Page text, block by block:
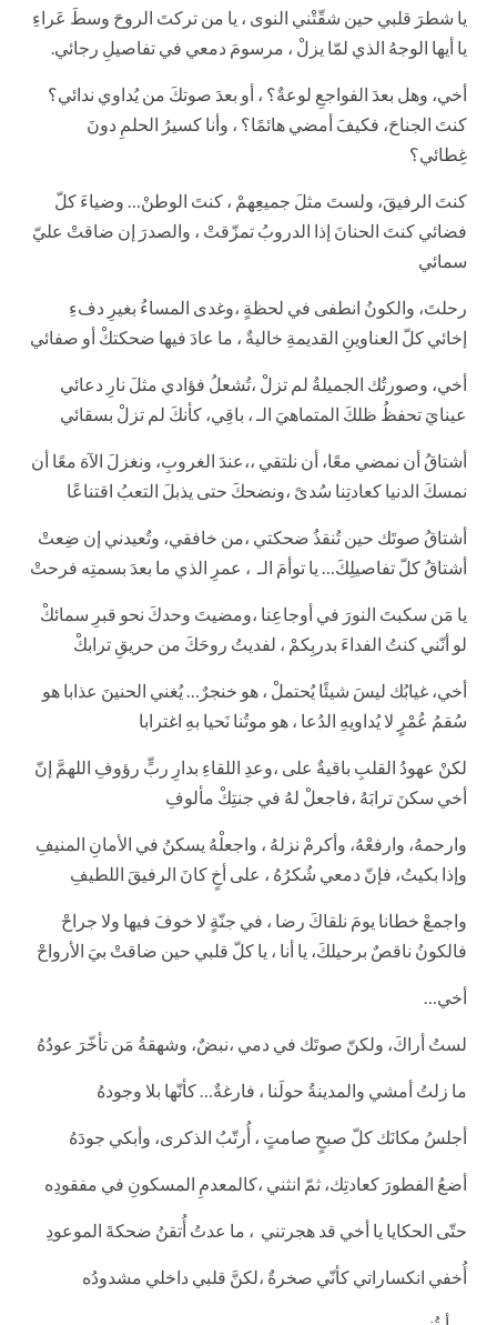
يا شطرَ قلبي حين شقّتْني النوى ، يا من تركتَ الروحَ وسطَ عَراءِ
يا أيها الوجهُ الذي لمّا يزلْ ، مرسومَ دمعي في تفاصيلِ رجائي.
أخي، وهل بعدَ الفواجعِ لوعةٌ؟ ، أو بعدَ صوتكَ من يُداوي ندائي؟
كنتَ الجناحَ، فكيفَ أمضي هائمًا؟ ، وأنا كسيرُ الحلمِ دونَ
غِطائي؟
كنتَ الرفيقَ، ولستَ مثلَ جميعِهمْ ، كنتَ الوطنْ… وضياءَ كلّ
فضائي كنتَ الحنانَ إذا الدروبُ تمزّقتْ ، والصدرَ إن ضاقتْ عليّ
سمائي
رحلتَ، والكونُ انطفى في لحظةٍ ،وغدى المساءُ بغيرِ دفءِ
إخائي كلّ العناوينِ القديمةِ خاليةٌ ، ما عادَ فيها ضحكتكْ أو صفائي
أخي، وصورتُك الجميلةُ لم تزلْ ،تُشعلُ فؤادي مثلَ نارِ دعائي
عينايَ تحفظُ ظلكَ المتماهيَ الـ ، باقِي، كأنكَ لم تزلْ بسقائي
أشتاقُ أن نمضي معًا، أن نلتقي ،،عندَ الغروبِ، ونغزلَ الآهَ معًا أن
نمسكَ الدنيا كعادتِنا سُدىً ،ونضحكَ حتى يذبلَ التعبُ اقتناعًا
أشتاقُ صوتَك حين تُنقذُ ضحكتي ،من خافقي، وتُعيدني إن ضِعتْ
أشتاقُ كلّ تفاصيلِكَ… يا توأمَ الـ ، عمرِ الذي ما بعدَ بسمتِه فرحتْ
يا مَن سكبتَ النورَ في أوجاعِنا ،ومضيتَ وحدكَ نحو قبرِ سمائكْ
لو أنّني كنتُ الفداءَ بدربِكمْ ، لفديتُ روحَكَ من حريقِ ترابكْ
أخي، غيابُك ليسَ شيئًا يُحتملْ ، هو خنجرٌ… يُغني الحنينَ عذابا هو
سُقمُ عُمْرٍ لا يُداويهِ الدُعا ، هو موتُنا نَحيا بهِ اغترابا
لكنْ عهودُ القلبِ باقيةٌ على ،وعدِ اللقاءِ بدارِ ربٍّ رؤوفِ اللهمَّ إنّ
أخي سكنَ ترابَهُ ،فاجعلْ لهُ في جنتِكْ مألوفِ
وارحمهُ، وارفعْهُ، وأكرمْ نزلهُ ، واجعلْهُ يسكنُ في الأمانِ المنيفِ
وإذا بكيتُ، فإنّ دمعي شُكرُهُ ، على أخٍ كانَ الرفيقَ اللطيفِ
واجمعْ خطانا يومَ نلقاكَ رضا ، في جنّةٍ لا خوفَ فيها ولا جراحْ
فالكونُ ناقصٌ برحيلكَ، يا أنا ، يا كلّ قلبي حين ضاقتْ بيَ الأرواحْ
أخي…
لستُ أراكَ، ولكنّ صوتَك في دمي ،نبضٌ، وشهقةُ مَن تأخّرَ عودُهُ
ما زلتُ أمشي والمدينةُ حولَنا ، فارغةٌ… كأنّها بلا وجودهُ
أجلسُ مكانَك كلّ صبحٍ صامتٍ ، أُرتّبُ الذكرى، وأبكي جودَهُ
أضعُ الفطورَ كعادتِك، ثمّ انثني ،كالمعدمِ المسكونِ في مفقودِه
حتّى الحكايا يا أخي قد هجرتني ، ما عدتُ أُتقنُ ضحكةَ الموعودِ
أُخفي انكساراتي كأنّي صخرةٌ ،لكنَّ قلبي داخلي مشدودُه